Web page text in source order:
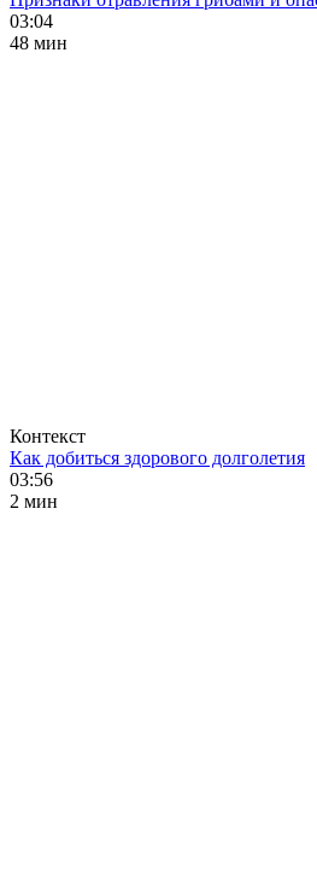
03:04
48 мин
Контекст
Как добиться здорового долголетия
03:56
2 мин